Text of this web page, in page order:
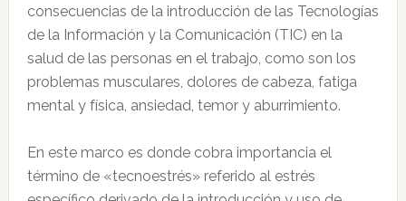
consecuencias de la introducción de las Tecnologías
de la Información y la Comunicación (TIC) en la
salud de las personas en el trabajo, como son los
problemas musculares, dolores de cabeza, fatiga
mental y física, ansiedad, temor y aburrimiento.
En este marco es donde cobra importancia el
término de «tecnoestrés» referido al estrés